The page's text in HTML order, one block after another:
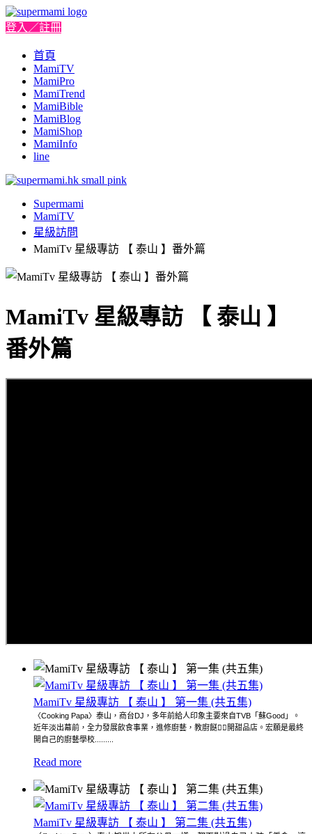
登入／註冊
首頁
MamiTV
MamiPro
MamiTrend
MamiBible
MamiBlog
MamiShop
MamiInfo
line
Supermami
MamiTV
星級訪問
MamiTv 星級專訪 【 泰山 】番外篇
MamiTv 星級專訪 【 泰山 】
番外篇
MamiTv 星級專訪 【 泰山 】 第一集 (共五集)
〈Cooking Papa〉泰山，商台DJ，多年前給人印象主要來自TVB「蘇Good」。
近年淡出幕前，全力發展飲食事業，進修廚藝，教廚餸，開甜品店。宏願是最終
開自己的廚藝學校.........
Read more
MamiTv 星級專訪 【 泰山 】 第二集 (共五集)